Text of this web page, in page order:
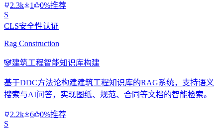
2.3k 1
0%推荐
S
CLS安全性认证
Rag Construction
🐼建筑工程智能知识库构建
基于DDC方法论构建建筑工程知识库的RAG系统，支持语义
搜索与AI问答，实现图纸、规范、合同等文档的智能检索。
2.2k 6
0%推荐
S